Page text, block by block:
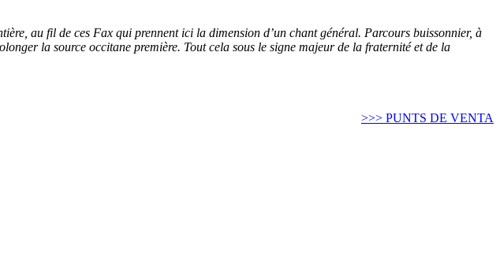
au fil de ces Fax qui prennent ici la dimension d’un chant général. Parcours buissonnier, à
la source occitane première. Tout cela sous le signe majeur de la fraternité et de la
>>> PUNTS DE VENTA